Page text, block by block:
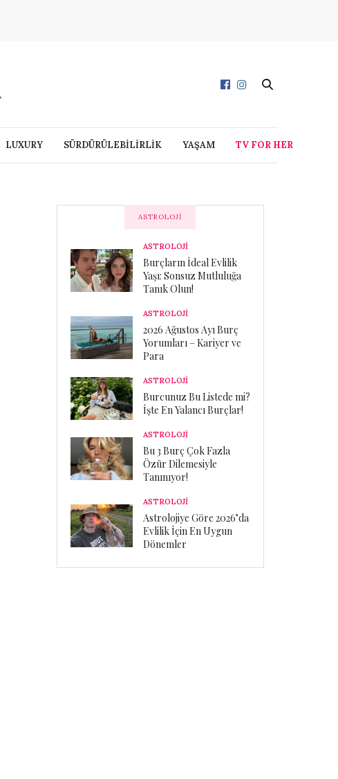
LUXURY SÜRDÜRÜLEBİLİRLİK YAŞAM TV FOR HER
ASTROLOJI
ASTROLOJİ
Burçların İdeal Evlilik
Yaşı: Sonsuz Mutluluğa
Tanık Olun!
ASTROLOJİ
2026 Ağustos Ayı Burç
Yorumları – Kariyer ve
Para
ASTROLOJİ
Burcunuz Bu Listede mi?
İşte En Yalancı Burçlar!
ASTROLOJİ
Bu 3 Burç Çok Fazla
Özür Dilemesiyle
Tanınıyor!
ASTROLOJİ
Astrolojiye Göre 2026’da
Evlilik İçin En Uygun
Dönemler